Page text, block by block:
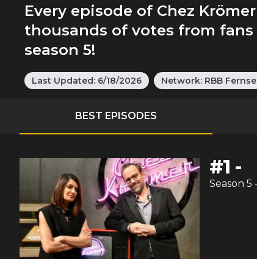
Every episode of Chez
thousands of votes from
season 5!
Last Updated: 6/18/2026 Network: RBB
BEST EPISODES
#1 -
Season 5